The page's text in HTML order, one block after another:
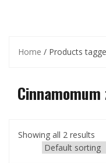
Home / Products
Showing all 2 results